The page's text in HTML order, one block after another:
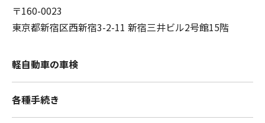
〒160-0023
東京都新宿区西新宿3-2-11 新宿三井ビル2号館15階
軽自動車の車検
各種手続き